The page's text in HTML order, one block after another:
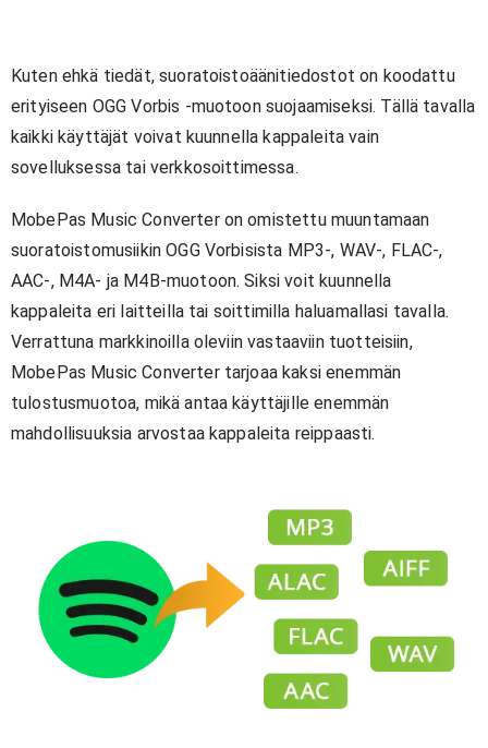
Kuten ehkä tiedät, suoratoistoäänitiedostot on koodattu
erityiseen OGG Vorbis -muotoon suojaamiseksi. Tällä tavalla
kaikki käyttäjät voivat kuunnella kappaleita vain
sovelluksessa tai verkkosoittimessa.
MobePas Music Converter on omistettu muuntamaan
suoratoistomusiikin OGG Vorbisista MP3-, WAV-, FLAC-,
AAC-, M4A- ja M4B-muotoon. Siksi voit kuunnella
kappaleita eri laitteilla tai soittimilla haluamallasi tavalla.
Verrattuna markkinoilla oleviin vastaaviin tuotteisiin,
MobePas Music Converter tarjoaa kaksi enemmän
tulostusmuotoa, mikä antaa käyttäjille enemmän
mahdollisuuksia arvostaa kappaleita reippaasti.